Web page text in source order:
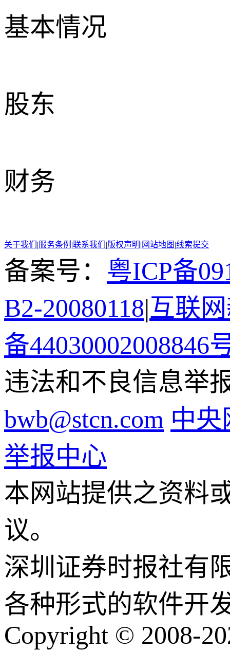
基本情况
股东
财务
关于我们 |服务条例 |联系我们 |版权声明| 网站地图 |线索提交
备案号： 粤ICP备
B2-20080118|互联
备44030002008846
违法和不良信息举
bwb@stcn.com 中
举报中心
本网站提供之资料
议。
深圳证券时报社有
各种形式的软件开
Copyright © 2008-